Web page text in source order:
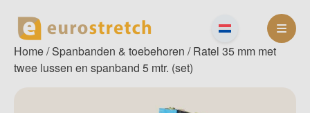
content
Home/Spanbanden & toebehoren / Ratel 35 mm met
twee lussen en spanband 5 mtr. (set)